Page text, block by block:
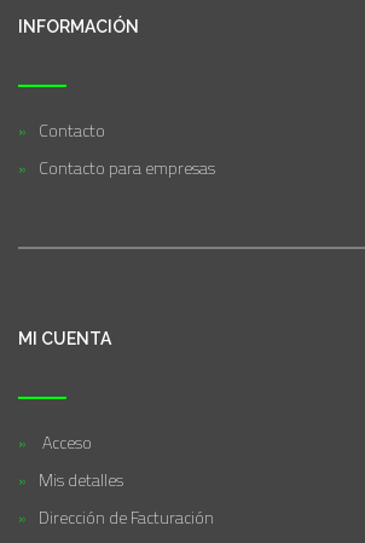
INFORMACIÓN
Contacto
Contacto para empresas
MI CUENTA
Acceso
Mis detalles
Dirección de Facturación